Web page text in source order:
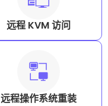
远程 KVM 访问
远程操作系统重装